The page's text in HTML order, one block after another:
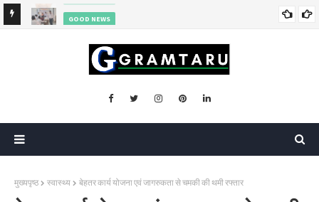
GOOD NEWS
मुख्यपृष्ठ स्वास्थ्य बेहतर कार्य योजना एवं जागरुकता से चमकी की थमी रफ्तार